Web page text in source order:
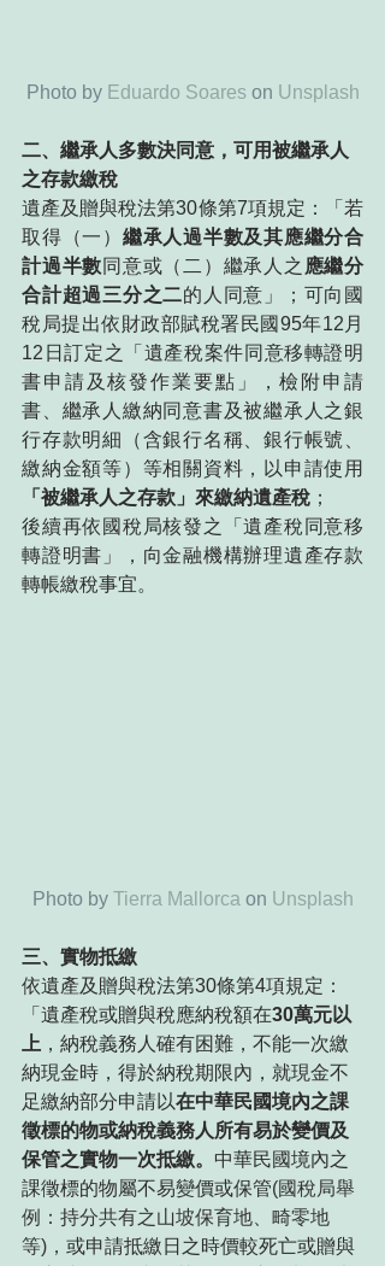
Photo by Eduardo Soares on Unsplash
二、繼承人多數決同意，可用被繼承人
之存款繳稅
遺產及贈與稅法第30條第7項規定：「若
取得（一） 繼承人過半數及其應繼分合
計過半數同意或（二）繼承人之 應繼分
合計超過三分之二的人同意」；可向國
稅局提出依財政部賦稅署民國95年12月
12日訂定之「遺產稅案件同意移轉證明
書申請及核發作業要點」，檢附申請
書、繼承人繳納同意書及被繼承人之銀
行存款明細（含銀行名稱、銀行帳號、
繳納金額等）等相關資料，以申請使用
「被繼承人之存款」來繳納遺產稅 ；
後續再依國稅局核發之「遺產稅同意移
轉證明書」，向金融機構辦理遺產存款
轉帳繳稅事宜。
Photo by Tierra Mallorca on Unsplash
三、實物抵繳
依遺產及贈與稅法第30條第4項規定：
「遺產稅或贈與稅應納稅額在30萬元以
上 ，納稅義務人確有困難，不能一次繳
納現金時，得於納稅期限內，就現金不
足繳納部分申請以在中華民國境內之課
徵標的物或納稅義務人所有易於變價及
保管之實物一次抵繳。 中華民國境內之
課徵標的物屬不易變價或保管(國稅局舉
例：持分共有之山坡保育地、畸零地
等)， 或申請抵繳日之時價較死亡或贈與